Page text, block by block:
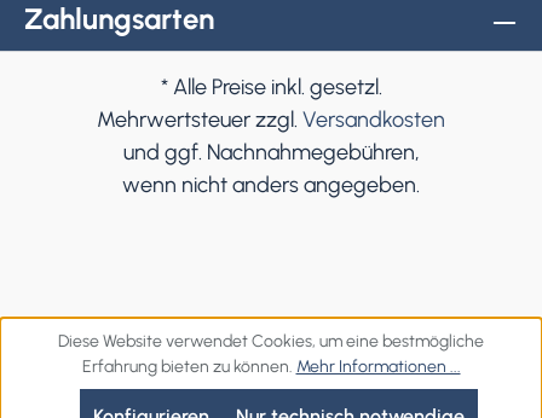
Zahlungsarten
* Alle Preise inkl. gesetzl.
Mehrwertsteuer zzgl. Versandkosten
und ggf. Nachnahmegebühren,
wenn nicht anders angegeben.
Diese Website verwendet Cookies, um eine bestmögliche
Erfahrung bieten zu können. Mehr Informationen ...